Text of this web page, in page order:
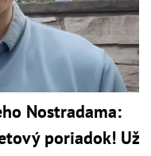
Nostradama:
poriadok! Už